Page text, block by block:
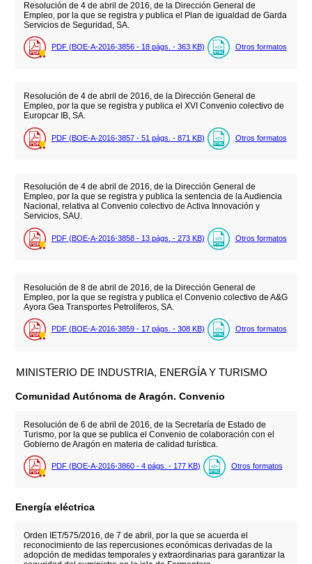
Resolución de 4 de abril de 2016, de la Dirección General de
Empleo, por la que se registra y publica el Plan de igualdad de Garda
Servicios de Seguridad, SA.
PDF (BOE-A-2016-3856 - 18 págs. - 363 KB) Otros formatos
Resolución de 4 de abril de 2016, de la Dirección General de
Empleo, por la que se registra y publica el XVI Convenio colectivo de
Europcar IB, SA.
PDF (BOE-A-2016-3857 - 51 págs. - 871 KB) Otros formatos
Resolución de 4 de abril de 2016, de la Dirección General de
Empleo, por la que se registra y publica la sentencia de la Audiencia
Nacional, relativa al Convenio colectivo de Activa Innovación y
Servicios, SAU.
PDF (BOE-A-2016-3858 - 13 págs. - 273 KB) Otros formatos
Resolución de 8 de abril de 2016, de la Dirección General de
Empleo, por la que se registra y publica el Convenio colectivo de A&G
Ayora Gea Transportes Petrolíferos, SA.
PDF (BOE-A-2016-3859 - 17 págs. - 308 KB) Otros formatos
MINISTERIO DE INDUSTRIA, ENERGÍA Y TURISMO
Comunidad Autónoma de Aragón. Convenio
Resolución de 6 de abril de 2016, de la Secretaría de Estado de
Turismo, por la que se publica el Convenio de colaboración con el
Gobierno de Aragón en materia de calidad turística.
PDF (BOE-A-2016-3860 - 4 págs. - 177 KB) Otros formatos
Energía eléctrica
Orden IET/575/2016, de 7 de abril, por la que se acuerda el
reconocimiento de las repercusiones económicas derivadas de la
adopción de medidas temporales y extraordinarias para garantizar la